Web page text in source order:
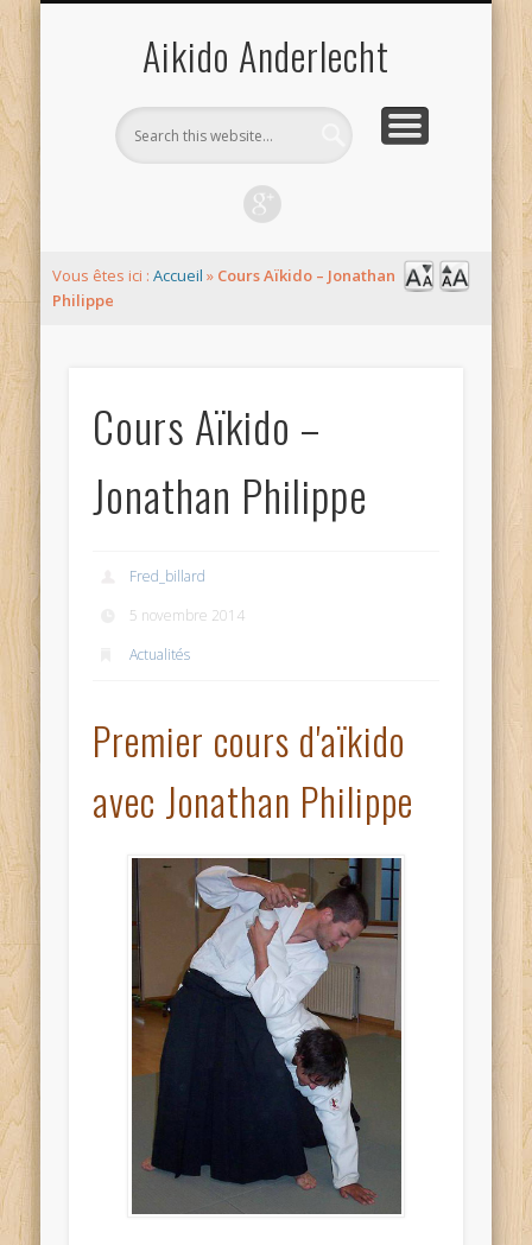
Aikido Anderlecht
Vous êtes ici : Accueil » Cours Aïkido – Jonathan
Philippe
Cours Aïkido –
Jonathan Philippe
Fred_billard
5 novembre 2014
Actualités
Premier cours d'aïkido
avec Jonathan Philippe